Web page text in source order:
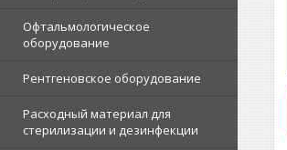
Офтальмологическое
оборудование
Рентгеновское оборудование
Расходный материал для
стерилизации и дезинфекции